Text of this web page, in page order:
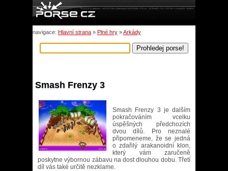
navigace: Hlavní strana » Plné hry »Arkády
Smash Frenzy 3
Smash Frenzy 3 je dalším
pokračováním vcelku
úspěšných předchozích
dvou dílů. Pro neznalé
připomeneme, že se jedná
o zdařilý arakanoidní klon,
který vám zaručeně
poskytne výbornou zábavu na dost dlouhou dobu. Třetí
díl vás také určitě nezklame.